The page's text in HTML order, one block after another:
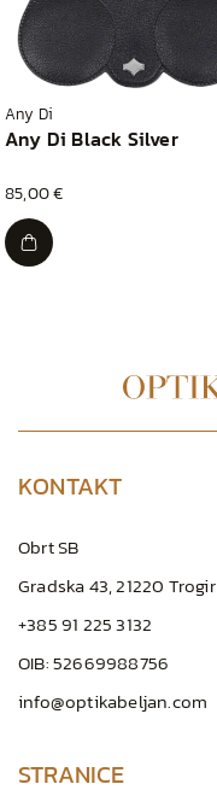
Any Di
Any Di Black Silver
85,00 €
KONTAKT
Obrt SB
Gradska 43, 21220 Trogir
+385 91 225 3132
OIB: 52669988756
info@optikabeljan.com
STRANICE